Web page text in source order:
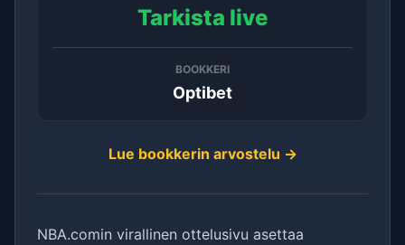
Tarkista live
BOOKKERI
Optibet
Lue bookkerin arvostelu →
NBA.comin virallinen ottelusivu asettaa